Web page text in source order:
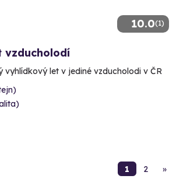
10.0(1)
vzducholodí
vyhlídkový let v jediné vzducholodi v ČR
1 2 »